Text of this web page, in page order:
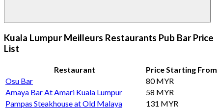
Kuala Lumpur Meilleurs Restaurants Pub Bar Price
List
Restaurant
Price Starting From
Osu Bar
80 MYR
Amaya Bar At Amari Kuala Lumpur
58 MYR
Pampas Steakhouse at Old Malaya
131 MYR